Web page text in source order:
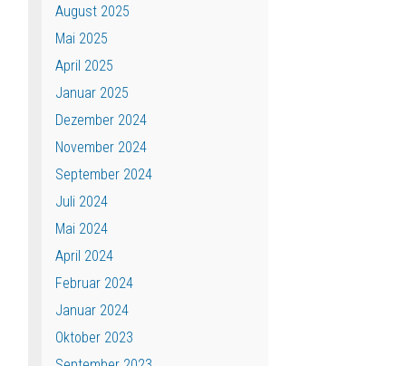
August 2025
Mai 2025
April 2025
Januar 2025
Dezember 2024
November 2024
September 2024
Juli 2024
Mai 2024
April 2024
Februar 2024
Januar 2024
Oktober 2023